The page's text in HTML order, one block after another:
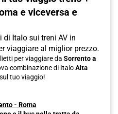
e viceversa e
Italo sui treni AV in
viaggiare al miglior prezzo.
per viaggiare da Sorrento a
combinazione di ItaloAlta
tuo viaggio!
- Roma